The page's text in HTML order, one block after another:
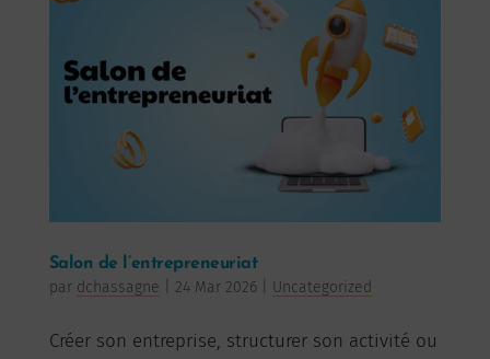
Salon de l’entrepreneuriat
par dchassagne 24 Mar 2026| Uncategorized
Créer son entreprise, structurer son activité ou